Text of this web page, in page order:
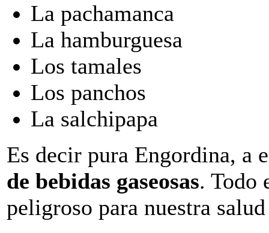
La pachamanca
La hamburguesa
Los tamales
Los panchos
La salchipapa
Es decir pura Engordina, a
de bebidas gaseosas. Todo
peligroso para nuestra